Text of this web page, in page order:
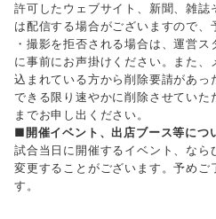
許可したウェブサイト、新聞、雑
は配信する場合がございますので、
・撮影を拒否される場合は、運営
に事前にお声掛けください。また
込まれている方から削除要請があ
できる限り速やかに削除させてい
までお申し出ください。
■開催イベント、出店ブース等につ
試合当日に開催するイベント、な
変更することがございます。予め
す。